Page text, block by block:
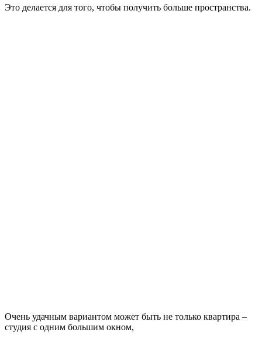
Это делается для того, чтобы получить больше пространства.
Очень удачным вариантом может быть не только квартира –
студия с одним большим окном,